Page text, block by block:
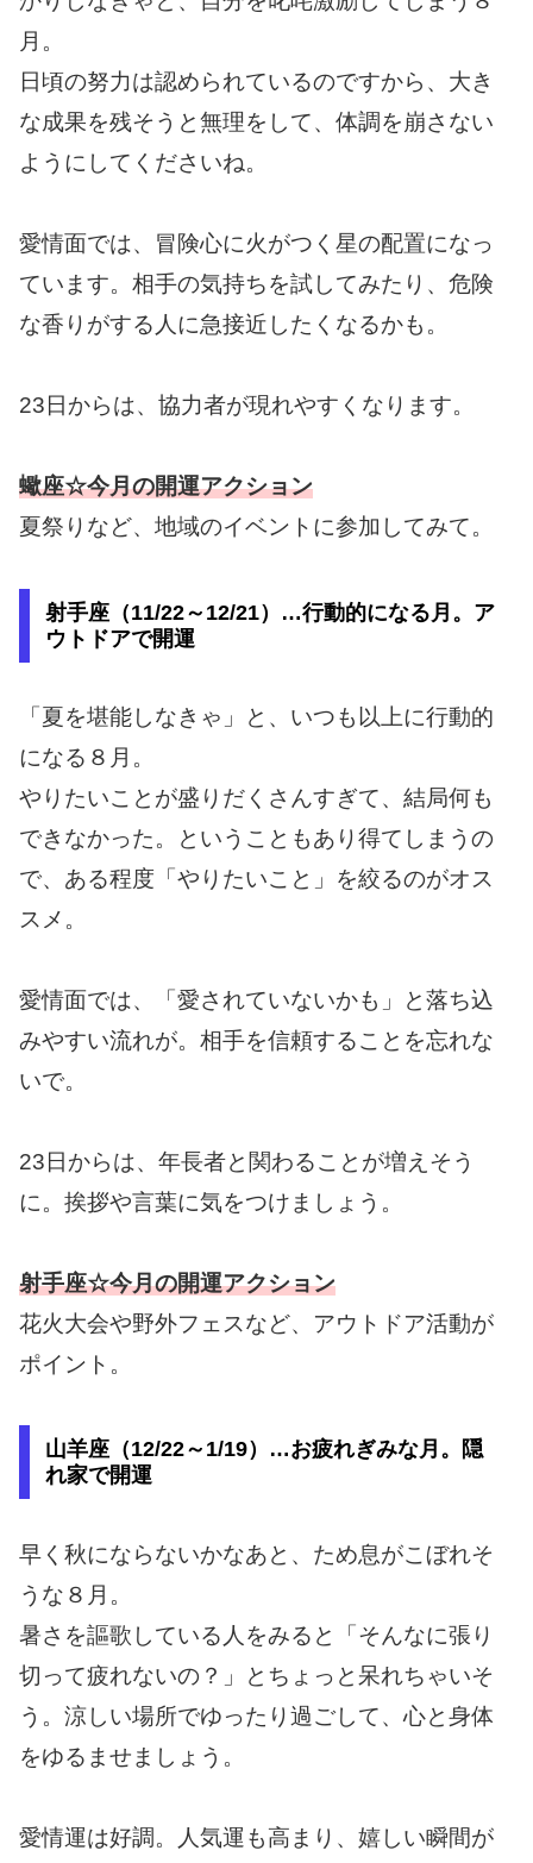
月。
日頃の努力は認められているのですから、大き
な成果を残そうと無理をして、体調を崩さない
ようにしてくださいね。
愛情面では、冒険心に火がつく星の配置になっ
ています。相手の気持ちを試してみたり、危険
な香りがする人に急接近したくなるかも。
23日からは、協力者が現れやすくなります。
蠍座☆今月の開運アクション
夏祭りなど、地域のイベントに参加してみて。
射手座（11/22～12/21）…行動的になる月。ア
ウトドアで開運
「夏を堪能しなきゃ」と、いつも以上に行動的
になる８月。
やりたいことが盛りだくさんすぎて、結局何も
できなかった。ということもあり得てしまうの
で、ある程度「やりたいこと」を絞るのがオス
スメ。
愛情面では、「愛されていないかも」と落ち込
みやすい流れが。相手を信頼することを忘れな
いで。
23日からは、年長者と関わることが増えそう
に。挨拶や言葉に気をつけましょう。
射手座☆今月の開運アクション
花火大会や野外フェスなど、アウトドア活動が
ポイント。
山羊座（12/22～1/19）…お疲れぎみな月。隠
れ家で開運
早く秋にならないかなあと、ため息がこぼれそ
うな８月。
暑さを謳歌している人をみると「そんなに張り
切って疲れないの？」とちょっと呆れちゃいそ
う。涼しい場所でゆったり過ごして、心と身体
をゆるませましょう。
愛情運は好調。人気運も高まり、嬉しい瞬間が